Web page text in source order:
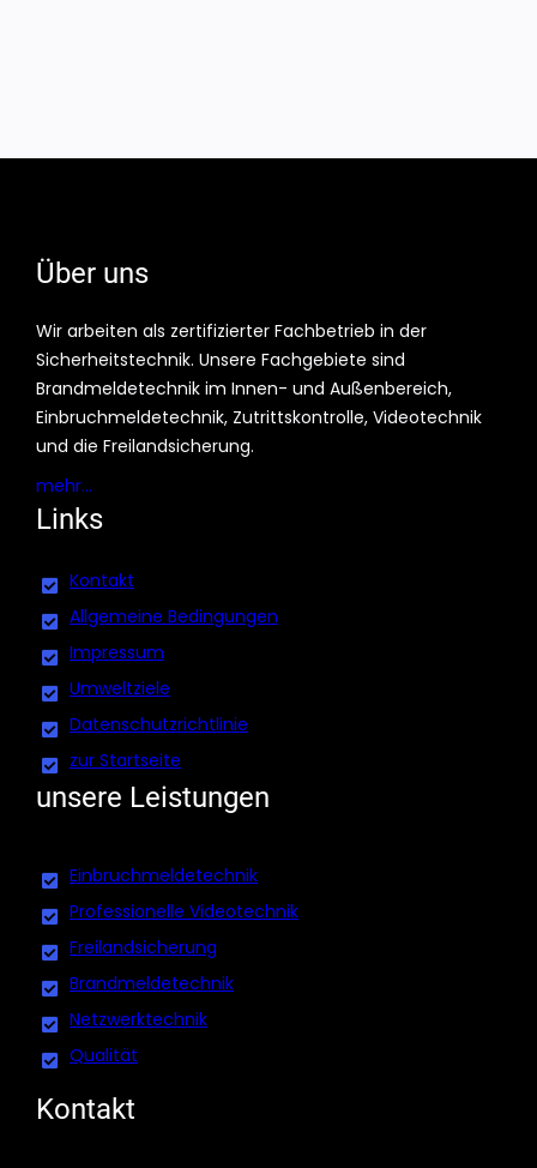
Über uns
Wir arbeiten als zertifizierter Fachbetrieb in der
Sicherheitstechnik. Unsere Fachgebiete sind
Brandmeldetechnik im Innen- und Außenbereich,
Einbruchmeldetechnik, Zutrittskontrolle, Videotechnik
und die Freilandsicherung.
mehr…
Links
Kontakt
Allgemeine Bedingungen
Impressum
Umweltziele
Datenschutzrichtlinie
zur Startseite
unsere Leistungen
Einbruchmeldetechnik
Professionelle Videotechnik
Freilandsicherung
Brandmeldetechnik
Netzwerktechnik
Qualität
Kontakt